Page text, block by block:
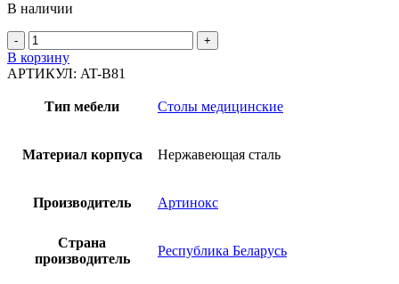
В наличии
Количество
товара
Стол
вскрытий
AT-
В корзину
АРТИКУЛ: AT-B81
Тип мебели Столы медицинские
Материал корпуса Нержавеющая сталь
Производитель Артинокс
Страна
производитель
Республика Беларусь